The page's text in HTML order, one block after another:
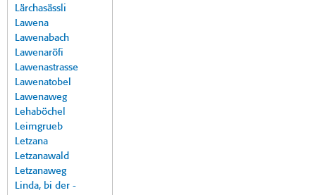
Lärchasässli
Lawena
Lawenabach
Lawenaröfi
Lawenastrasse
Lawenatobel
Lawenaweg
Lehaböchel
Leimgrueb
Letzana
Letzanawald
Letzanaweg
Linda, bi der -